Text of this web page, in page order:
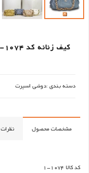
کیف زنانه کد 1074-1
دسته بندی :دوشی اسپرت
مشخصات محصول نظرات
کد کالا 1074-1